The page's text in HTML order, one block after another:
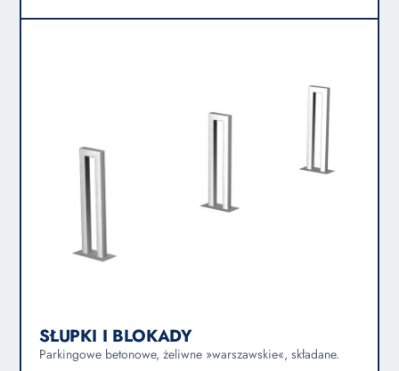
SŁUPKI I BLOKADY
Parkingowe betonowe, żeliwne »warszawskie«, składane.